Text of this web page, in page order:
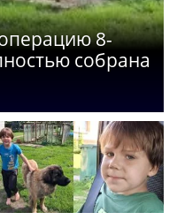
8-
собрана